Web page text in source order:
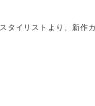
タイリストより、新作